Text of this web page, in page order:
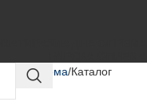
Дома Каталог